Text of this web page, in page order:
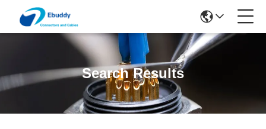
Search Results